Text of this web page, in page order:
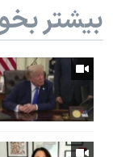
بیشتر